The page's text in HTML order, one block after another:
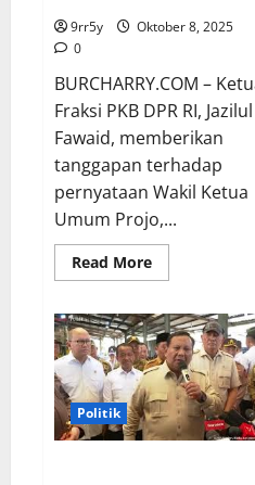
9rr5y
Oktober 8, 2025
0
BURCHARRY.COM –
Fraksi PKB DPR RI, Jazilul
Fawaid, memberikan
tanggapan terhadap
pernyataan Wakil Ketua
Umum Projo,...
Read MoreRead
more
Kritisi
Projo
Terkait
Klaim
Pihak
Kalah
Pilpres
yang
Disebut
Politik